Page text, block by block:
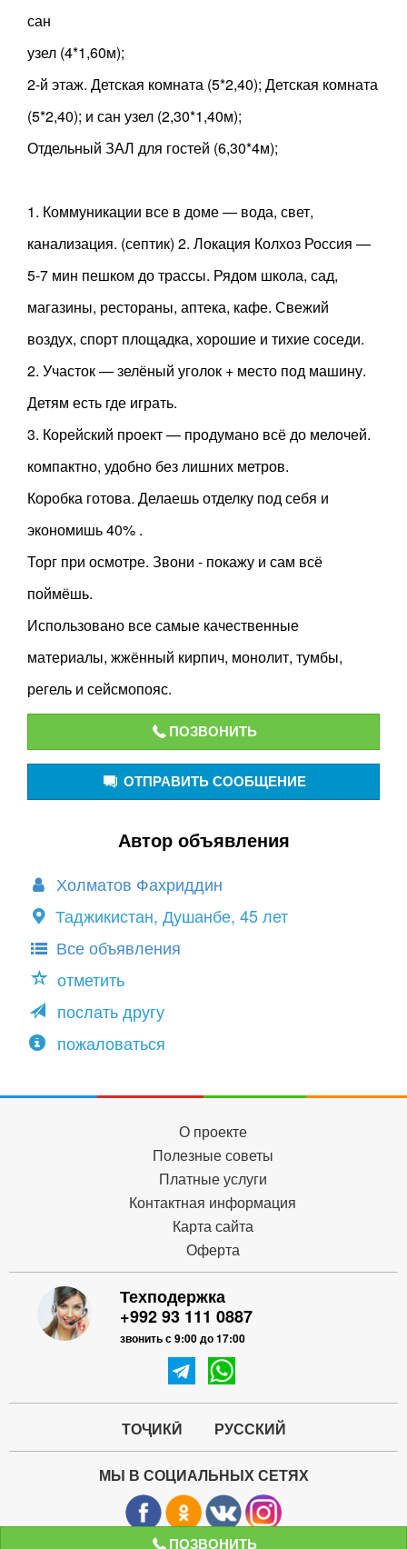
сан
узел (4*1,60м);
2-й этаж. Детская комната (5*2,40); Детская комната
(5*2,40); и сан узел (2,30*1,40м);
Отдельный ЗАЛ для гостей (6,30*4м);
1. Коммуникации все в доме — вода, свет,
канализация. (септик) 2. Локация Колхоз Россия —
5-7 мин пешком до трассы. Рядом школа, сад,
магазины, рестораны, аптека, кафе. Свежий
воздух, спорт площадка, хорошие и тихие соседи.
2. Участок — зелёный уголок + место под машину.
Детям есть где играть.
3. Корейский проект — продумано всё до мелочей.
компактно, удобно без лишних метров.
Коробка готова. Делаешь отделку под себя и
экономишь 40% .
Торг при осмотре. Звони - покажу и сам всё
поймёшь.
Использовано все самые качественные
материалы, жжённый кирпич, монолит, тумбы,
регель и сейсмопояс.
ПОЗВОНИТЬ
ПОЗВОНИТЬ
ОТПРАВИТЬ СООБЩЕНИЕ
Автор объявления
Холматов Фахриддин
Таджикистан, Душанбе, 45 лет
Все объявления
отметить
послать другу
пожаловаться
О проекте
Полезные советы
Платные услуги
Контактная информация
Карта сайта
Оферта
Техподержка
+992 93 111 0887
звонить с 9:00 до 17:00
ТОҶИКӢ РУССКИЙ
МЫ В СОЦИАЛЬНЫХ СЕТЯХ